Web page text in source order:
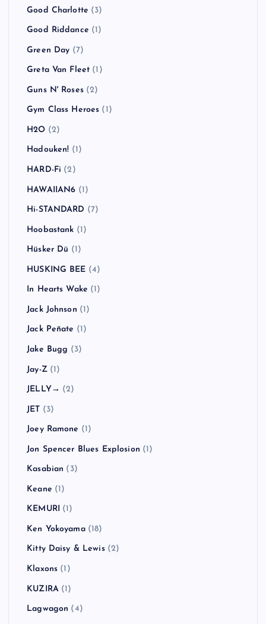
Good Charlotte (3)
Good Riddance (1)
Green Day (7)
Greta Van Fleet (1)
Guns N' Roses(2)
Gym Class Heroes (1)
H2O (2)
Hadouken! (1)
HARD-Fi (2)
HAWAIIAN6 (1)
Hi-STANDARD (7)
Hoobastank (1)
Hüsker Dü (1)
HUSKING BEE (4)
In Hearts Wake (1)
Jack Johnson (1)
Jack Peñate (1)
Jake Bugg (3)
Jay-Z(1)
JELLY→ (2)
JET (3)
Joey Ramone (1)
Jon Spencer Blues Explosion (1)
Kasabian (3)
Keane (1)
KEMURI (1)
Ken Yokoyama(18)
Kitty Daisy & Lewis(2)
Klaxons (1)
KUZIRA(1)
Lagwagon (4)